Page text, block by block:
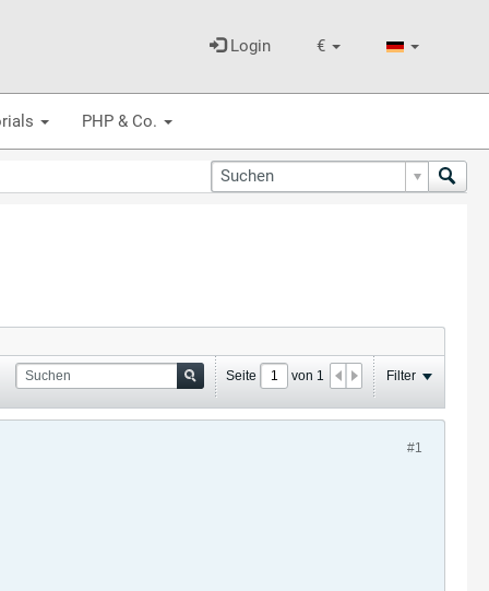
€
Login
PHP & Co.
Seite von 1 Filter
#1